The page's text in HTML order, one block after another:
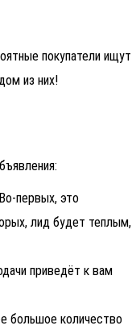
покупатели ищут
из них!
первых, это
лид будет теплым,
приведёт к вам
большое количество